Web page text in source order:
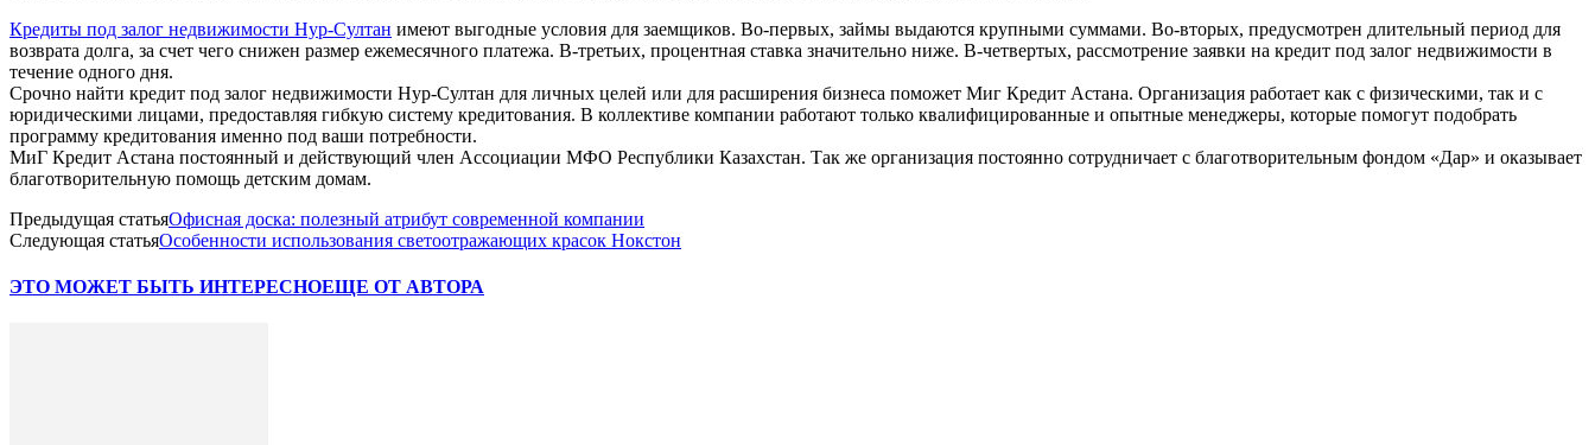
Кредиты под залог недвижимости Нур-Султан имеют выгодные условия для заемщиков. Во-первых, займы выдаются крупными суммами. Во-вторых, предусмотрен длительный период для
возврата долга, за счет чего снижен размер ежемесячного платежа. В-третьих, процентная ставка значительно ниже. В-четвертых, рассмотрение заявки на кредит под залог недвижимости в
течение одного дня.
Срочно найти кредит под залог недвижимости Нур-Султан для личных целей или для расширения бизнеса поможет Миг Кредит Астана. Организация работает как c физическими, так и c
юридическими лицами, предоставляя гибкую систему кредитования. В коллективе компании работают только квалифицированные и опытные менеджеры, которые помогут подобрать
программу кредитования именно под ваши потребности.
МиГ Кредит Астана постоянный и действующий член Ассоциации МФО Республики Казахстан. Так же организация постоянно сотрудничает с благотворительным фондом «Дар» и оказывает
благотворительную помощь детским домам.
Предыдущая статьяОфисная доска: полезный атрибут современной компании
Следующая статьяОсобенности использования светоотражающих красок Нокстон
ЭТО МОЖЕТ БЫТЬ ИНТЕРЕСНОЕЩЕ ОТ АВТОРА